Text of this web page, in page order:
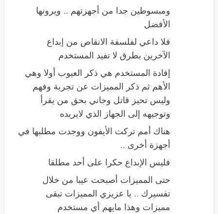
ومبسوطين جدا من أجهزتهم .. ويرونها
الأفضل
فلا داعي لفلسفة الانقاص من إبداع
الآخرين بطرق لا تفيد المستخدم
إفادة المستخدم هي ذكر العيوب أولا وهي
الأهم ثم ذكر المميزات عن تجربة وفهم
وليس تحيز قاتل وجاني بحق من يقرأ
وتوجيهه إلى الجهاز الذي لايريده
هناك أمم تركت الأيفون ووجدت مطلبها في
أجهزة أخرى ..
فليس الإبداع حكرا على أحد مطلقا
حتى المميزات أصبحت عيبا من خلال
تفسيرك .. يا عزيزي المميزات تبقى
مميزات وهذا مايهم أي مستخدم